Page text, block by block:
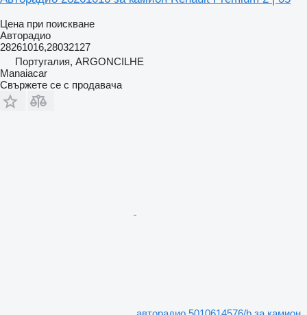
Цена при поискване
Авторадио
28261016,28032127
Португалия, ARGONCILHE
Manaiacar
Свържете се с продавача